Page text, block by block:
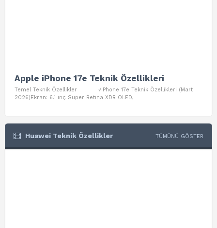
Apple iPhone 17e Teknik Özellikleri
Temel Teknik Özellikler √iPhone 17e Teknik Özellikleri (Mart
2026)Ekran: 6.1 inç Super Retina XDR OLED,
Huawei Teknik Özellikler TÜMÜNÜ GÖSTER